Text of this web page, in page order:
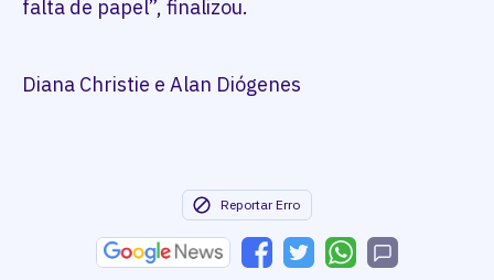
falta de papel”, finalizou.
Diana Christie e Alan Diógenes
Reportar Erro